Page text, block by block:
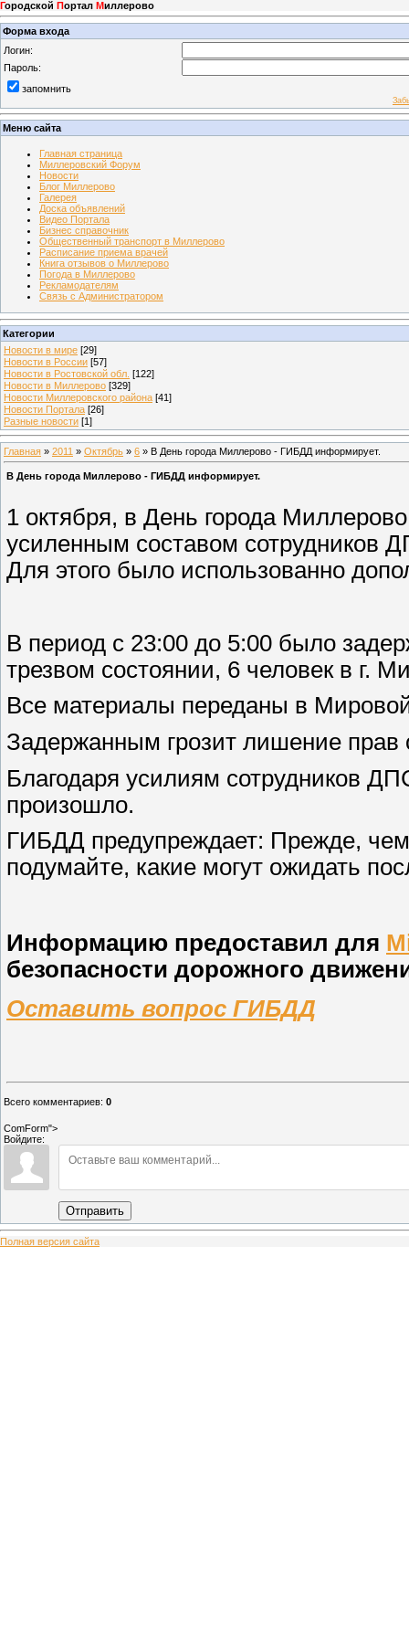
Городской Портал Миллерово
Форма входа
Логин:
Пароль:
запомнить
Меню сайта
Главная страница
Миллеровский Форум
Новости
Блог Миллерово
Галерея
Доска объявлений
Видео Портала
Бизнес справочник
Общественный транспорт в Миллерово
Расписание приема врачей
Книга отзывов о Миллерово
Погода в Миллерово
Рекламодателям
Связь с Администратором
Категории
Новости в мире [29]
Новости в России [57]
Новости в Ростовской обл. [122]
Новости в Миллерово [329]
Новости Миллеровского района [41]
Новости Портала [26]
Разные новости [1]
Главная » 2011 » Октябрь » 6 » В День города Миллерово - ГИБДД информирует.
В День города Миллерово - ГИБДД информирует.
1 октября, в День города
усиленным составом сотрудников
Для этого было использованно
В период с 23:00 до 5:00 было
трезвом состоянии, 6 человек в г.
Все материалы переданы в
Задержанным грозит лишение прав
Благодаря усилиям сотрудников
произошло.
ГИБДД предупреждает: Прежде,
подумайте, какие могут ожидать
Информацию предоставил для
безопасности дорожного
Оставить вопрос ГИБДД
Всего комментариев: 0
ComForm">
Войдите:
Отправить
Полная версия сайта